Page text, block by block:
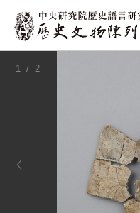
:::
1 / 2